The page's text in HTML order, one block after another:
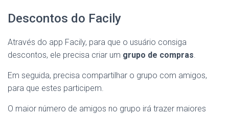
Descontos do Facily
Através do app Facily, para que o usuário consiga
descontos, ele precisa criar um grupo de compras.
Em seguida, precisa compartilhar o grupo com amigos,
para que estes participem.
O maior número de amigos no grupo irá trazer maiores